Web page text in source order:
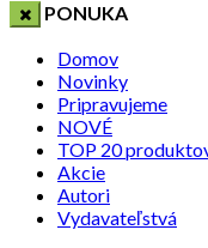
PONUKA
Domov
Novinky
Pripravujeme
NOVÉ
TOP 20
Akcie
Autori
Vydavateľstvá